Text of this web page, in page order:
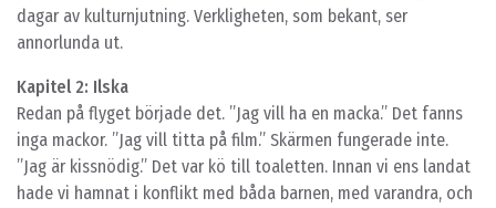
dagar av kulturnjutning. Verkligheten, som bekant, ser
annorlunda ut.
Kapitel 2: Ilska
Redan på flyget började det. ”Jag vill ha en macka.” Det fanns
inga mackor. ”Jag vill titta på film.” Skärmen fungerade inte.
”Jag är kissnödig.” Det var kö till toaletten. Innan vi ens landat
hade vi hamnat i konflikt med båda barnen, med varandra, och